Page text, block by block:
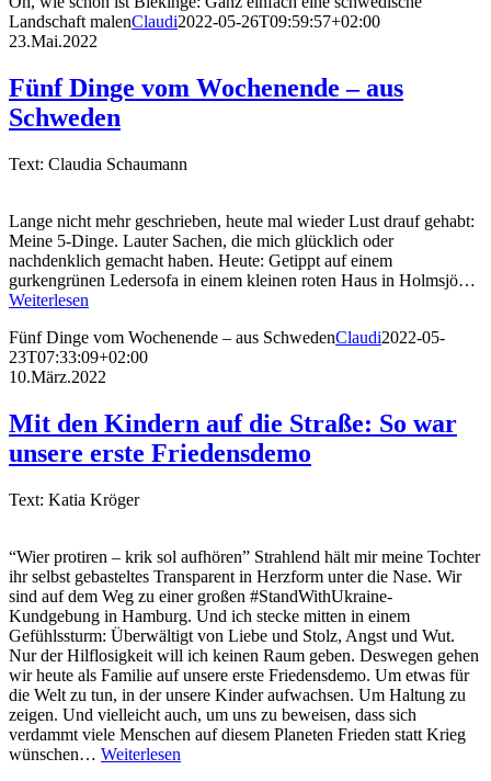
Landschaft malenClaudi2022-05-26T09:59:57+02:00
23.Mai.2022
Fünf Dinge vom Wochenende – aus
Schweden
Text: Claudia Schaumann
Lange nicht mehr geschrieben, heute mal wieder Lust drauf gehabt:
Meine 5-Dinge. Lauter Sachen, die mich glücklich oder
nachdenklich gemacht haben. Heute: Getippt auf einem
gurkengrünen Ledersofa in einem kleinen roten Haus in Holmsjö…
Weiterlesen
Fünf Dinge vom Wochenende – aus SchwedenClaudi2022-05-
23T07:33:09+02:00
10.März.2022
Mit den Kindern auf die Straße: So war
unsere erste Friedensdemo
Text: Katia Kröger
“Wier protiren – krik sol aufhören” Strahlend hält mir meine Tochter
ihr selbst gebasteltes Transparent in Herzform unter die Nase. Wir
sind auf dem Weg zu einer großen #StandWithUkraine-
Kundgebung in Hamburg. Und ich stecke mitten in einem
Gefühlssturm: Überwältigt von Liebe und Stolz, Angst und Wut.
Nur der Hilflosigkeit will ich keinen Raum geben. Deswegen gehen
wir heute als Familie auf unsere erste Friedensdemo. Um etwas für
die Welt zu tun, in der unsere Kinder aufwachsen. Um Haltung zu
zeigen. Und vielleicht auch, um uns zu beweisen, dass sich
verdammt viele Menschen auf diesem Planeten Frieden statt Krieg
wünschen… Weiterlesen